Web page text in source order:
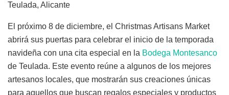
Teulada, Alicante
El próximo 8 de diciembre, el Christmas Artisans Market
abrirá sus puertas para celebrar el inicio de la temporada
navideña con una cita especial en la Bodega Montesanco
de Teulada. Este evento reúne a algunos de los mejores
artesanos locales, que mostrarán sus creaciones únicas
para aquellos que buscan regalos especiales y productos